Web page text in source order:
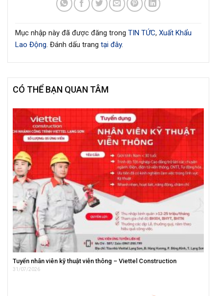
Mục nhập này đã được đăng trong TIN TỨC, Xuất Khẩu
Lao Động. Đánh dấu trang tại đây.
CÓ THỂ BẠN QUAN TÂM
Tuyển nhân viên kỹ thuật viễn thông – Viettel Construction
31/07/2026